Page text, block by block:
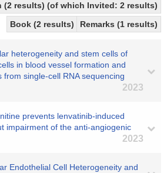
(2 results) (of which Invited: 2 results)
Book (2 results)
Remarks (1 results)
heterogeneity and stem cells of
in blood vessel formation and
from single-cell RNA sequencing
2023
prevents lenvatinib-induced
impairment of the anti-angiogenic
2023
Endothelial Cell Heterogeneity and